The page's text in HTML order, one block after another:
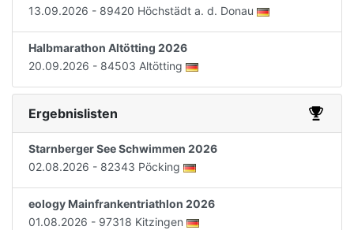
13.09.2026 - 89420 Höchstädt a. d. Donau
Halbmarathon Altötting 2026
20.09.2026 - 84503 Altötting
Ergebnislisten
Starnberger See Schwimmen 2026
02.08.2026 - 82343 Pöcking
eology Mainfrankentriathlon 2026
01.08.2026 - 97318 Kitzingen